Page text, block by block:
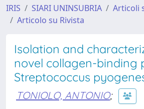
IRIS SIARI UNINSUBRIA
Articoli
Articolo su Rivista
Isolation and
novel collagen-binding
Streptococcus
TONIOLO, ANTONIO;